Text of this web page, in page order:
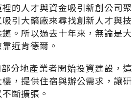
的人才與資金吸引新創公司聚
引大藥廠來尋找創新人才與技
。所以過去十年來，無論是大
近肯德爾。
分地產業者開始投資建設，這
，提供住宿與辦公需求，讓研
斷擴張。